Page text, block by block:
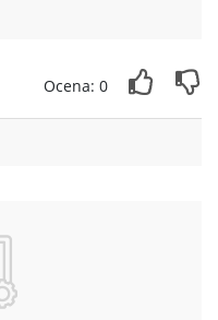
Ocena: 0